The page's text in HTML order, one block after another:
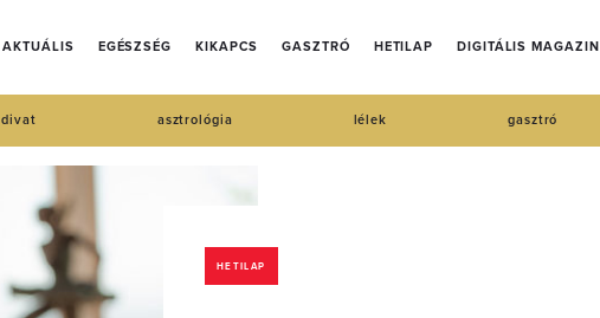
AKTUÁLIS EGÉSZSÉG KIKAPCS GASZTRÓ HETILAP DIGITÁLIS MAGAZIN
divat asztrológia lélek gasztró
HETILAP